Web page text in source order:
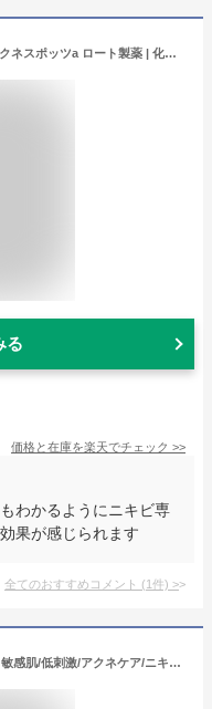
医薬部外品 アトレージュAD+ 薬用アクネスポッツa ロート製薬 | 化粧品 基礎化粧品 スキンケア 敏感肌 肌荒れ 乾燥肌 ニキビ にきび ニキビケア 大人ニキビ 思春期ニキビ 無添加 弱酸性 美容液 セラム 保湿 アクネ 保湿ジェル 美容 ロート アトレージュ ad＋ フェイスケア
る
価格と在庫を楽天でチェック >>
わかるようにニキビ専
果が感じられます
全てのおすすめコメント (1件) >
d プログラム 薬用 アクネケア美容液 敏感肌/低刺激/アクネケア/ニキビ/大人ニキビ予防/肌荒れ予防/乾燥/保湿 【医薬部外品】本体 15g 【公式】